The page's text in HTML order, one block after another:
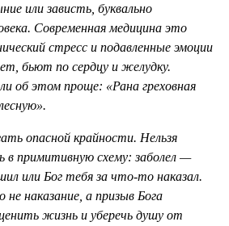
или зависть, буквально
Современная медицина это
стресс и подавленные эмоции
бьют по сердцу и желудку.
об этом проще: «Рана греховная
опасной крайности. Нельзя
в примитивную схему: заболел —
или Бог тебя за что-то наказал.
наказание, а призыв Бога
жизнь и уберечь душу от